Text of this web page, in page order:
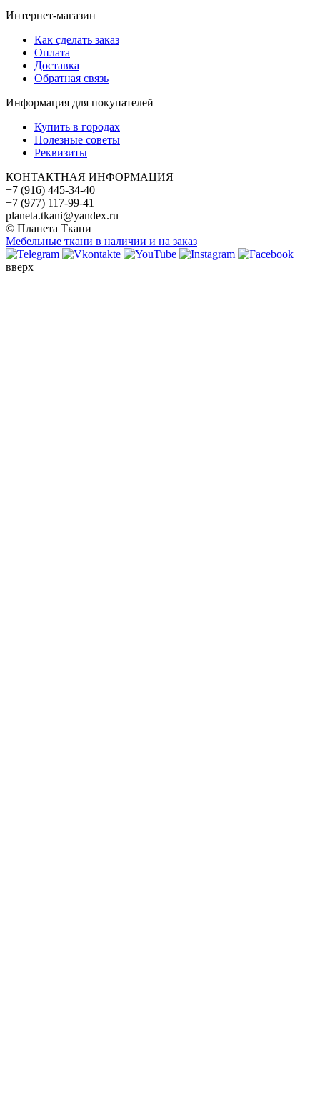
Интернет-магазин
Как сделать заказ
Оплата
Доставка
Обратная связь
Информация для покупателей
Купить в городах
Полезные советы
Реквизиты
КОНТАКТНАЯ ИНФОРМАЦИЯ
+7 (916) 445-34-40
+7 (977) 117-99-41
planeta.tkani@yandex.ru
© Планета Ткани
Мебельные ткани в наличии и на заказ
вверх